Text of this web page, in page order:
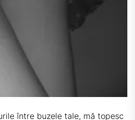
între buzele tale, mă topesc